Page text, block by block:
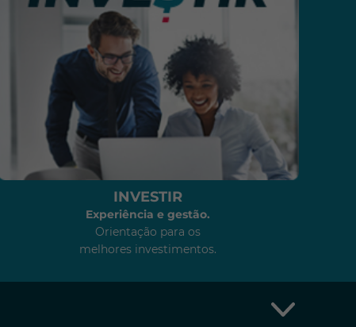
INVESTIR
Experiência e gestão.
Orientação para os
melhores investimentos.